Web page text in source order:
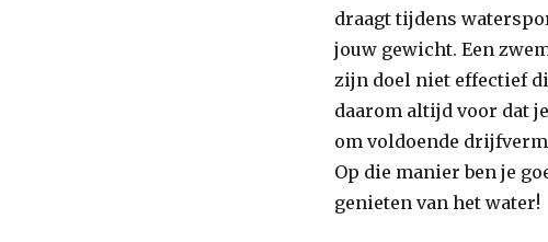
draagt tijdens
jouw gewicht. Een
zijn doel niet effectief
daarom altijd voor dat
om voldoende
Op die manier ben je
genieten van het water!